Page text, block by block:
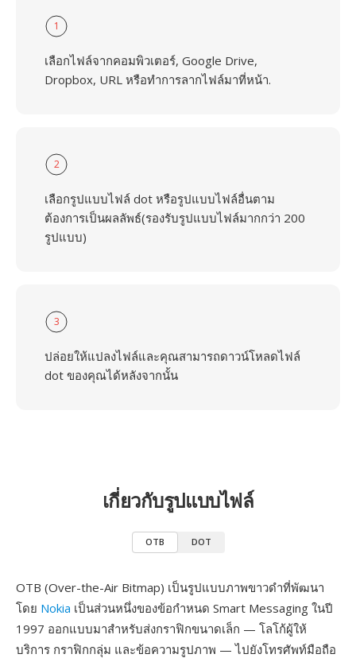
1
เลือกไฟล์จากคอมพิวเตอร์, Google Drive,
Dropbox, URL หรือทำการลากไฟล์มาที่หน้า.
2
เลือกรูปแบบไฟล์ dot หรือรูปแบบไฟล์อื่นตาม
ต้องการเป็นผลลัพธ์(รองรับรูปแบบไฟล์มากกว่า 200
รูปแบบ)
3
ปล่อยให้แปลงไฟล์และคุณสามารถดาวน์โหลดไฟล์
dot ของคุณได้หลังจากนั้น
เกี่ยวกับรูปแบบไฟล์
OTB DOT
OTB (Over-the-Air Bitmap) เป็นรูปแบบภาพขาวดำที่พัฒนา
โดย Nokia เป็นส่วนหนึ่งของข้อกำหนด Smart Messaging ในปี
1997 ออกแบบมาสำหรับส่งกราฟิกขนาดเล็ก — โลโก้ผู้ให้
บริการ กราฟิกกลุ่ม และข้อความรูปภาพ — ไปยังโทรศัพท์มือถือ